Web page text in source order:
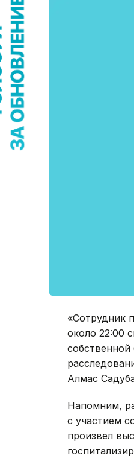
«Сотрудник
около 22:00
Алмас
Напомним,
с участием
произвел